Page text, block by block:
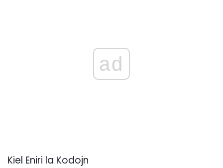
ad
Kiel Eniri la Kodojn